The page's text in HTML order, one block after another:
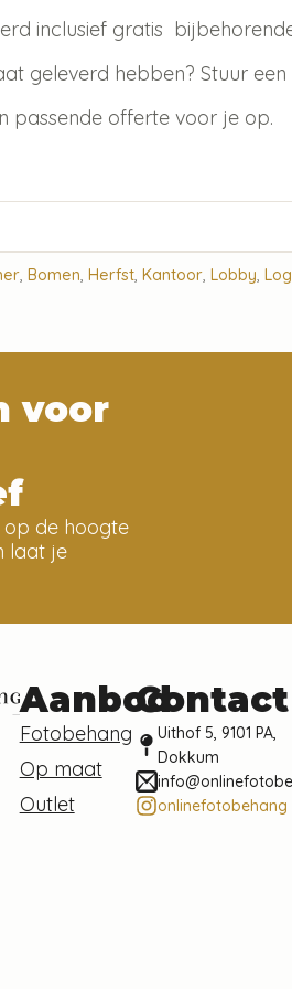
inclusief gratis
geleverd hebben? Stuur
passende offerte voor je op.
,Bomen,Herfst,Kantoor,Lobby,
voor
op de hoogte
laat je
Aanbod
Fotobehang
Op maat
Outlet
Contact
Uithof 5, 9101 PA,
Dokkum
onlinefotobehang